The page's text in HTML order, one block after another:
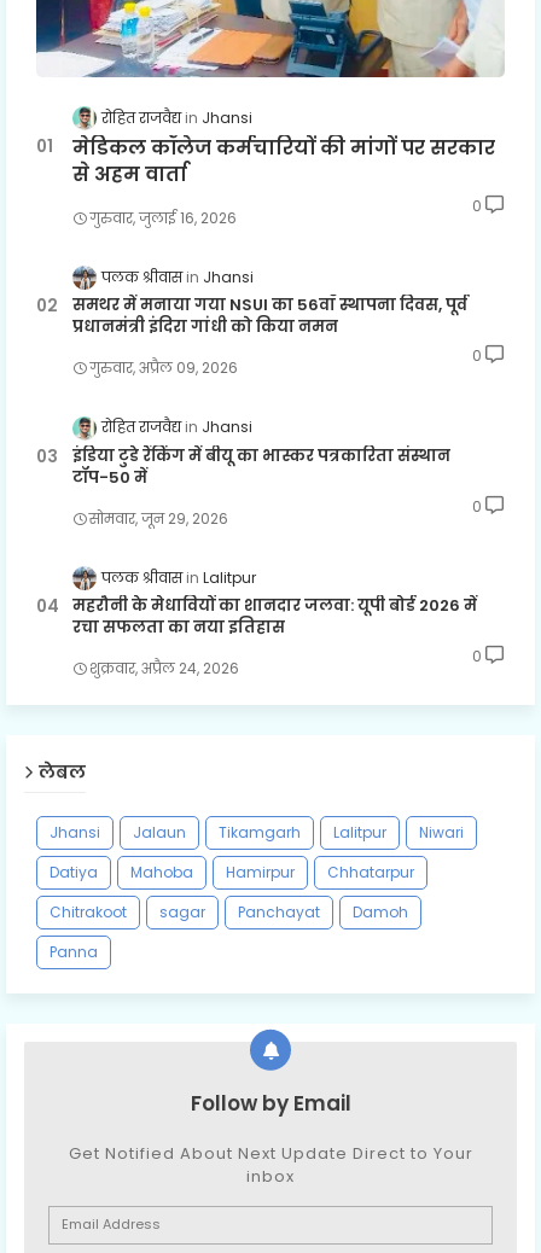
रोहित राजवैद्य Jhansi
मेडिकल कॉलेज कर्मचारियों की मांगों पर सरकार
से अहम वार्ता
गुरुवार, जुलाई 16, 2026
0
पलक श्रीवास Jhansi
समथर में मनाया गया NSUI का 56वाँ स्थापना दिवस, पूर्व
प्रधानमंत्री इंदिरा गांधी को किया नमन
गुरुवार, अप्रैल 09, 2026
0
रोहित राजवैद्य Jhansi
इंडिया टुडे रैंकिंग में बीयू का भास्कर पत्रकारिता संस्थान
टॉप-50 में
सोमवार, जून 29, 2026
0
पलक श्रीवास Lalitpur
महरौनी के मेधावियों का शानदार जलवा: यूपी बोर्ड 2026 में
रचा सफलता का नया इतिहास
शुक्रवार, अप्रैल 24, 2026
0
लेबल
Jhansi Jalaun Tikamgarh Lalitpur
Niwari
Datiya
Mahoba Hamirpur
Chhatarpur
Chitrakoot
sagar Panchayat
Damoh
Panna
Follow by Email
Get Notified About Next Update Direct to Your
inbox